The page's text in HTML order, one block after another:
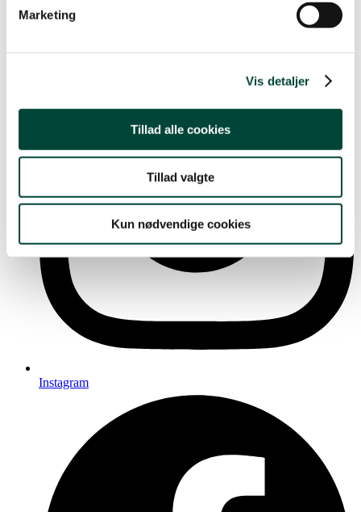
Marketing
Vis detaljer
Tillad alle cookies
Tillad valgte
Kun nødvendige cookies
Instagram